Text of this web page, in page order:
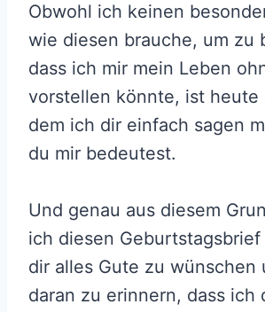
Obwohl ich keinen
wie diesen brauche, um zu
dass ich mir mein Leben
vorstellen könnte, ist heute
dem ich dir einfach sagen
du mir bedeutest.
Und genau aus diesem
ich diesen
dir alles Gute zu wünschen
daran zu erinnern, dass ich